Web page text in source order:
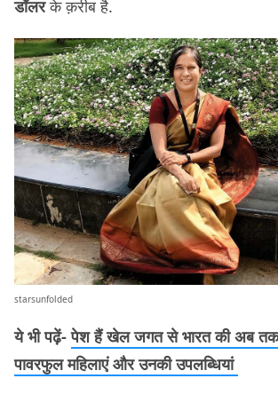
डॉलरके क़रीब है.
starsunfolded
ये भी पढ़ें-पेश हैं खेल जगत से भारत की अब
पावरफुल महिलाएं और उनकी उपलब्धियां